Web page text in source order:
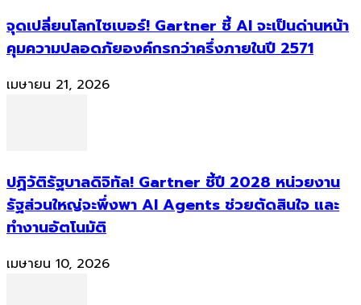
จุดเปลี่ยนโลกไซเบอร์! Gartner ชี้ AI จะเป็นด่านหน้า
คุมความปลอดภัยองค์กรกว่าครึ่งภายในปี 2571
เมษายน 21, 2026
ปฏิวัติรัฐบาลดิจิทัล! Gartner ชี้ปี 2028 หน่วยงาน
รัฐส่วนใหญ่จะพึ่งพา AI Agents ช่วยตัดสินใจ และ
ทำงานอัตโนมัติ
เมษายน 10, 2026